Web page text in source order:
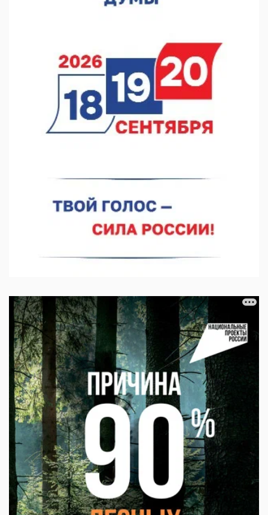
07.08.2026 12:15
В Нижнем Новгороде прошло совещание Росгвардии
07.08.2026 12:04